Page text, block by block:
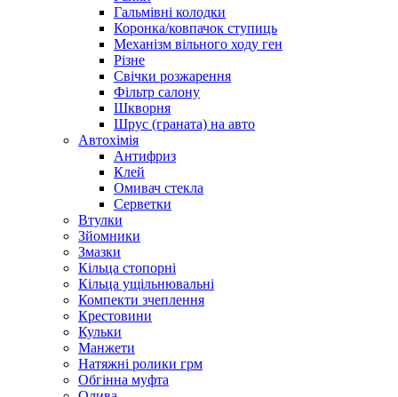
Гальмівні колодки
Коронка/ковпачок ступиць
Механізм вільного ходу ген
Різне
Свічки розжарення
Фільтр салону
Шкворня
Шрус (граната) на авто
Автохімія
Антифриз
Клей
Омивач стекла
Серветки
Втулки
Зйомники
Змазки
Кільца стопорні
Кільца ущільнювальні
Компекти зчеплення
Крестовини
Кульки
Манжети
Натяжні ролики грм
Обгінна муфта